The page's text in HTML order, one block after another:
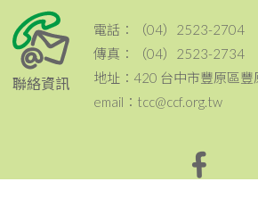
聯絡資訊
電話：（04）2523-2704
傳真：（04）2523-2734
地址：420 台中市豐原區
email：tcc@ccf.org.tw